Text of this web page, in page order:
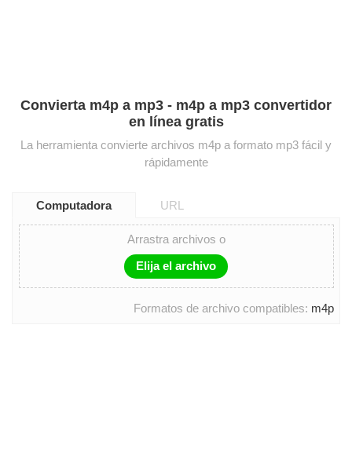
Convierta m4p a mp3 - m4p a mp3 convertidor
en línea gratis
La herramienta convierte archivos m4p a formato mp3 fácil y
rápidamente
Computadora URL
Arrastra archivos o
Elija el archivo
Formatos de archivo compatibles: m4p